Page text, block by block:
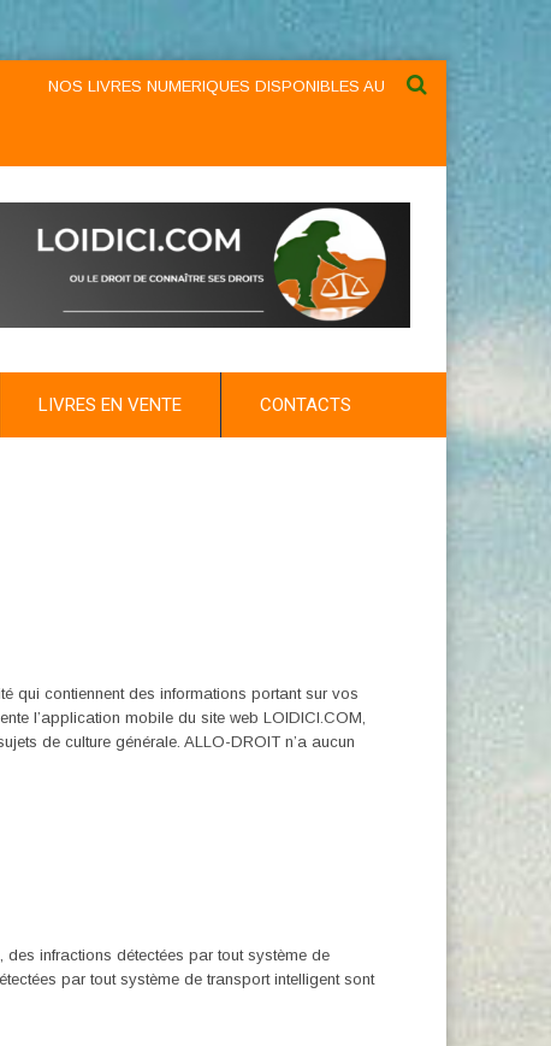
LIVRES NUMERIQUES DISPONIBLES AU NIVEAU DU MENU ...NOS
LIVRES EN VENTE CONTACTS
qui contiennent des informations portant sur vos
l’application mobile du site web LOIDICI.COM,
de culture générale. ALLO-DROIT n’a aucun
infractions détectées par tout système de
par tout système de transport intelligent sont